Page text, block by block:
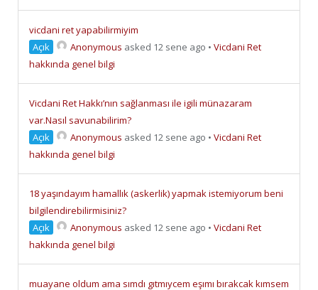
vicdani ret yapabilirmiyim
Açık
Anonymous asked 12 sene ago • Vicdani Ret
hakkında genel bilgi
Vicdani Ret Hakkı’nın sağlanması ile igili münazaram
var.Nasıl savunabilirim?
Açık
Anonymous asked 12 sene ago • Vicdani Ret
hakkında genel bilgi
18 yaşındayım hamallık (askerlik) yapmak istemiyorum beni
bilgilendirebilirmisiniz?
Açık
Anonymous asked 12 sene ago • Vicdani Ret
hakkında genel bilgi
muayane oldum ama sımdı gıtmıycem eşımı bırakcak kımsem